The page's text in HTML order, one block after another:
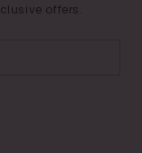
offers.